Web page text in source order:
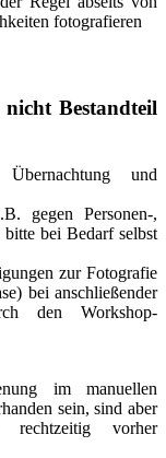
fotografieren
Bestandteil
und
gegen Personen-,
bei Bedarf selbst
zur Fotografie
bei anschließender
den Workshop-
im manuellen
sein, sind aber
vorher